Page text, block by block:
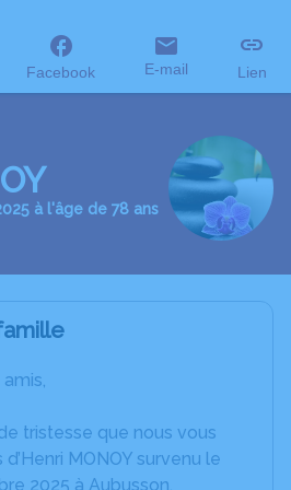
Facebook E-mail Lien
à l'âge de 78 ans
tristesse que nous vous
MONOY survenu le
2025 à Aubusson.